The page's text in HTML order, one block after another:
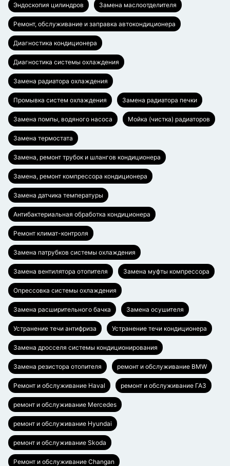
Эндоскопия цилиндров Замена маслоотделителя
Ремонт, обслуживание и заправка автокондиционера
Диагностика кондиционера
Диагностика системы охлаждения
Замена радиатора охлаждения
Промывка систем охлаждения Замена радиатора печки
Замена помпы, водяного насоса Мойка (чистка) радиаторов
Замена термостата
Замена, ремонт трубок и шлангов кондиционера
Замена, ремонт компрессора кондиционера
Замена датчика температуры
Антибактериальная обработка кондиционера
Ремонт климат-контроля
Замена патрубков системы охлаждения
Замена вентилятора отопителя Замена муфты компрессора
Опрессовка системы охлаждения
Замена расширительного бачка Замена осушителя
Устранение течи антифриза Устранение течи кондиционера
Замена дросселя системы кондиционирования
Замена резистора отопителя ремонт и обслуживание BMW
Ремонт и обслуживание Haval ремонт и обслуживание ГАЗ
ремонт и обслуживание Mercedes
ремонт и обслуживание Hyundai
ремонт и обслуживание Skoda
Ремонт и обслуживание Changan